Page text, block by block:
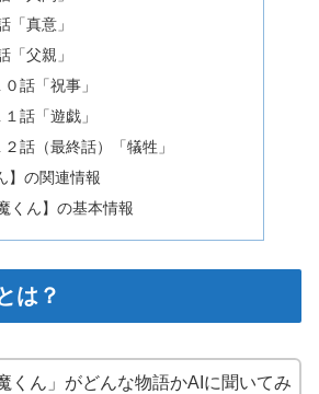
「真意」
「父親」
話「祝事」
話「遊戯」
話（最終話）「犠牲」
】の関連情報
くん】の基本情報
は？
くん」がどんな物語かAIに聞いてみ